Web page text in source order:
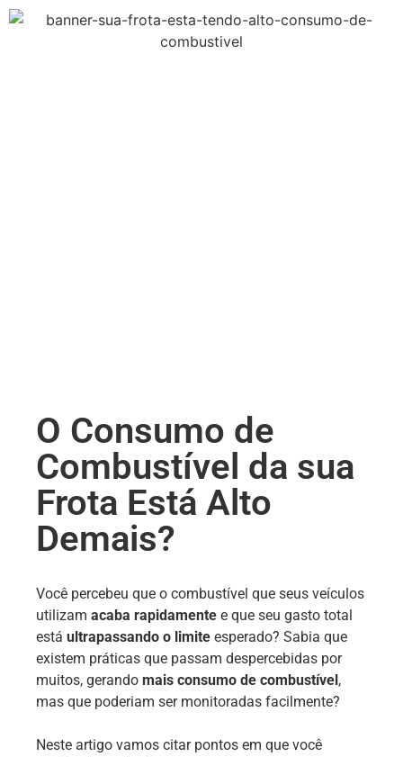
O Consumo de
Combustível da sua
Frota Está Alto
Demais?
Você percebeu que o combustível que seus veículos
utilizam acaba rapidamente e que seu gasto total
está ultrapassando o limite esperado? Sabia que
existem práticas que passam despercebidas por
muitos, gerando mais consumo de combustível,
mas que poderiam ser monitoradas facilmente?
Neste artigo vamos citar pontos em que você